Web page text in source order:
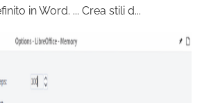
in Word. ... Crea stili d...